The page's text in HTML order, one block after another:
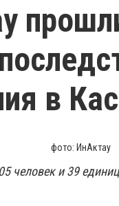
в
фото: ИнАктау
человек и 39